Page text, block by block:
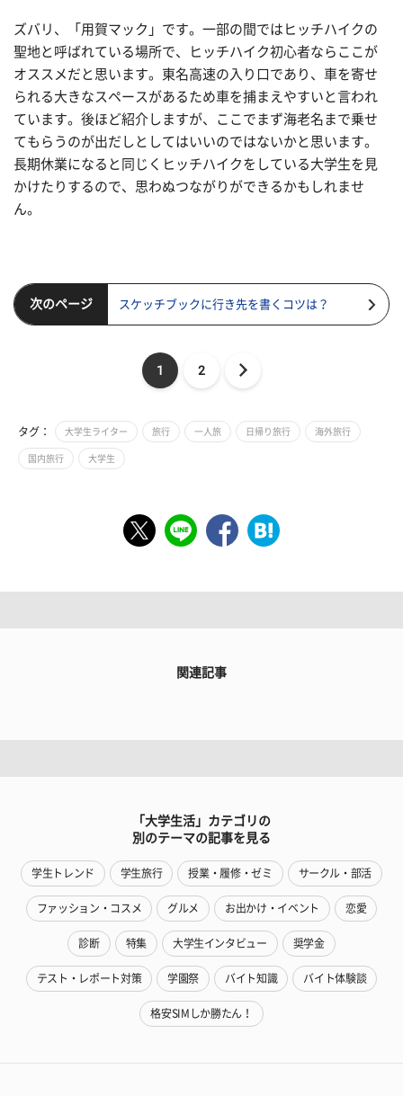
ズバリ、「用賀マック」です。一部の間ではヒッチハイクの
聖地と呼ばれている場所で、ヒッチハイク初心者ならここが
オススメだと思います。東名高速の入り口であり、車を寄せ
られる大きなスペースがあるため車を捕まえやすいと言われ
ています。後ほど紹介しますが、ここでまず海老名まで乗せ
てもらうのが出だしとしてはいいのではないかと思います。
長期休業になると同じくヒッチハイクをしている大学生を見
かけたりするので、思わぬつながりができるかもしれませ
ん。
次のページ スケッチブックに行き先を書くコツは？
1 2
タグ： 大学生ライター 旅行 一人旅 日帰り旅行 海外旅行
国内旅行 大学生
関連記事
「大学生活」カテゴリの
別のテーマの記事を見る
学生トレンド 学生旅行 授業・履修・ゼミ サークル・部活
ファッション・コスメ グルメ お出かけ・イベント 恋愛
診断 特集 大学生インタビュー 奨学金
テスト・レポート対策 学園祭 バイト知識 バイト体験談
格安SIMしか勝たん！